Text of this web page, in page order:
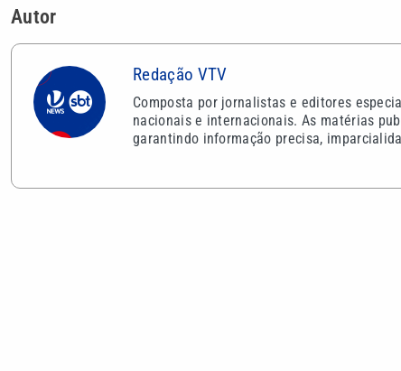
Autor
Redação VTV
Composta por jornalistas e editores
nacionais e internacionais. As matérias
garantindo informação precisa,